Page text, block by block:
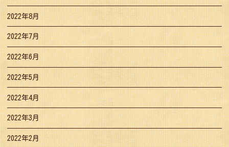
2022年8月
2022年7月
2022年6月
2022年5月
2022年4月
2022年3月
2022年2月